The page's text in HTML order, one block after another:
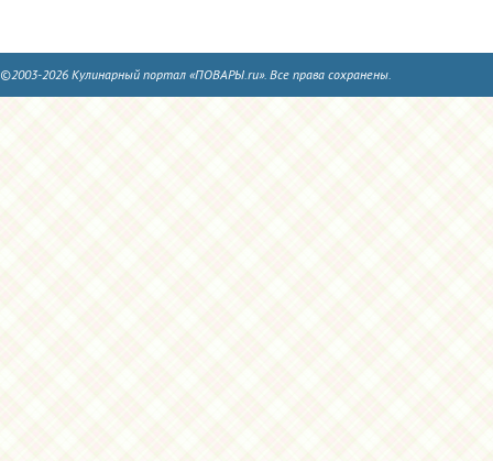
©2003-2026 Кулинарный портал «ПОВАРЫ.ru». Все права сохранены.